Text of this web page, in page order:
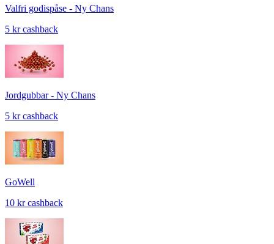
Valfri godispåse - Ny Chans
5 kr cashback
Jordgubbar - Ny Chans
5 kr cashback
GoWell
10 kr cashback